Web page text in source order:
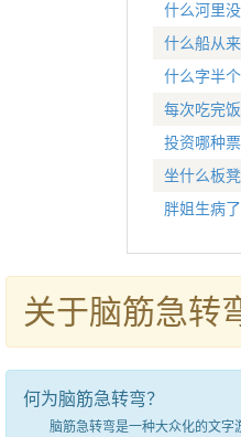
什么河里没
什么船从来
什么字半
每次吃完
投资哪种
坐什么板
胖姐生病
关于脑筋急转
何为脑筋急转弯？
脑筋急转弯是一种大众化的文字